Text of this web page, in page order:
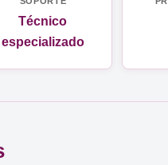
Técnico
especializado